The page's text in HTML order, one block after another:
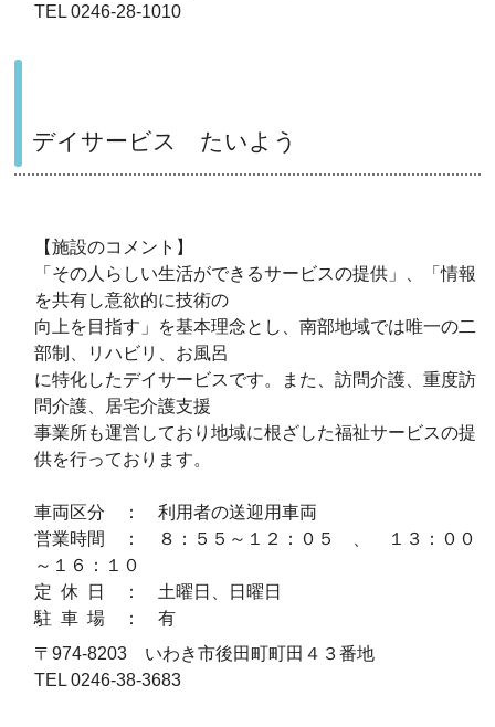
TEL 0246-28-1010
デイサービス たいよう
【施設のコメント】
「その人らしい生活ができるサービスの提供」、「情報
を共有し意欲的に技術の
向上を目指す」を基本理念とし、南部地域では唯一の二
部制、リハビリ、お風呂
に特化したデイサービスです。また、訪問介護、重度訪
問介護、居宅介護支援
事業所も運営しており地域に根ざした福祉サービスの提
供を行っております。
車両区分 ： 利用者の送迎用車両
営業時間 ： ８：５５～１２：０５ 、 １３：００
～１６：１０
定 休 日 ： 土曜日、日曜日
駐 車 場 ： 有
〒974-8203 いわき市後田町町田４３番地
TEL 0246-38-3683